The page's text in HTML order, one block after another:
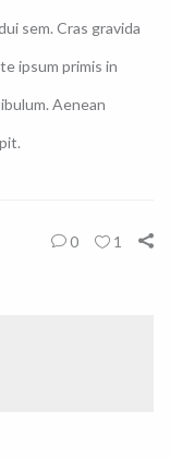
sem. Cras gravida
ipsum primis in
Aenean
0 1